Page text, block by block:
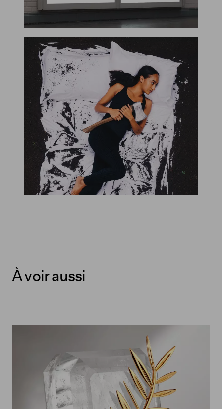
À voir aussi